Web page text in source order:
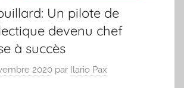
Un pilote de
devenu chef
à succès
2020 par Ilario Pax